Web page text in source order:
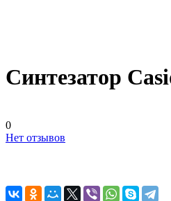
Синтезатор
0
Нет отзывов